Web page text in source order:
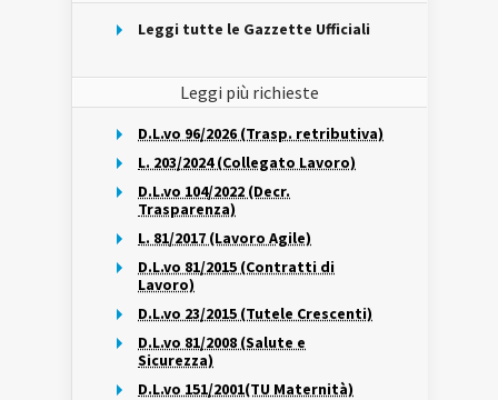
Leggi tutte le Gazzette Ufficiali
Leggi più richieste
D.L.vo 96/2026 (Trasp. retributiva)
L. 203/2024 (Collegato Lavoro)
D.L.vo 104/2022 (Decr.
Trasparenza)
L. 81/2017 (Lavoro Agile)
D.L.vo 81/2015 (Contratti di
Lavoro)
D.L.vo 23/2015 (Tutele Crescenti)
D.L.vo 81/2008 (Salute e
Sicurezza)
D.L.vo 151/2001(TU Maternità)